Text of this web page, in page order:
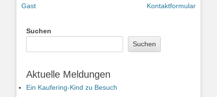
Beitrag:
Gast
Kontaktformular
Suchen
Suchen
Aktuelle Meldungen
Ein Kaufering-Kind zu Besuch